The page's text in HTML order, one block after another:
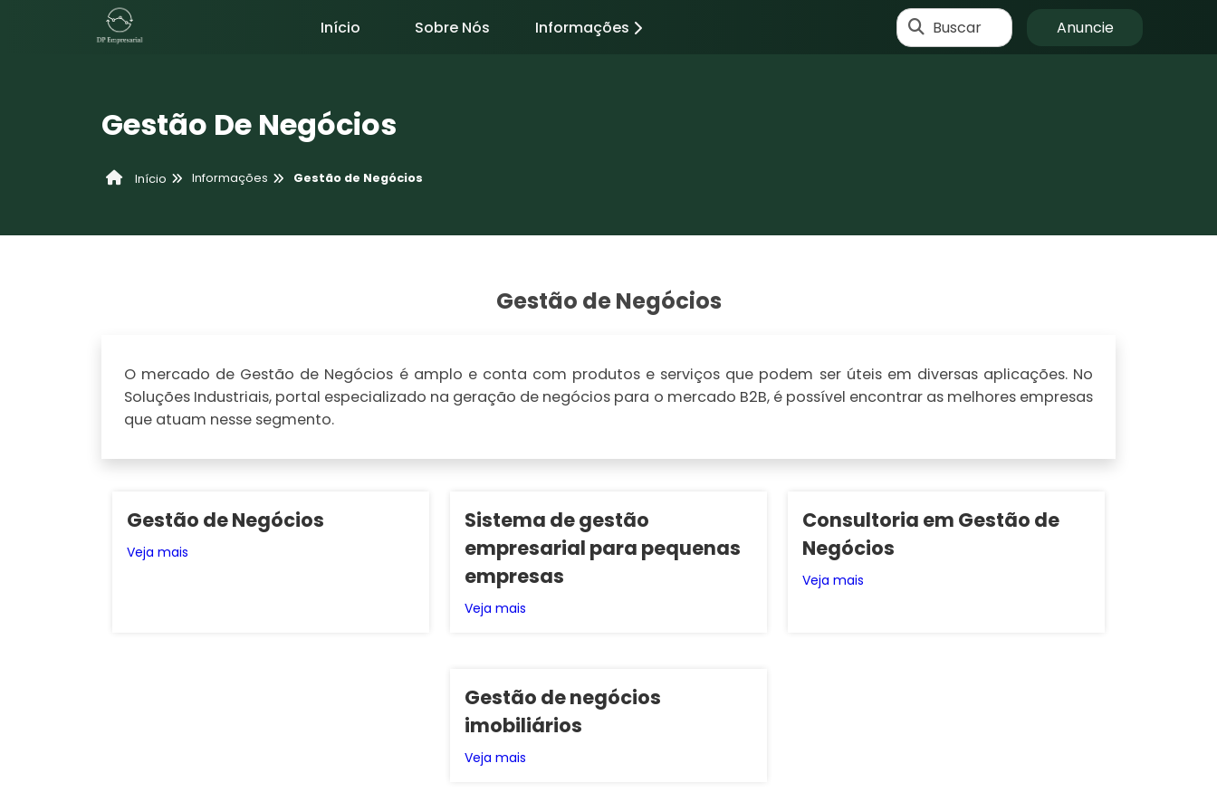
Início Sobre Nós Informações Buscar Anuncie
Gestão De Negócios
Início Informações Gestão de Negócios
Gestão de Negócios
O mercado de Gestão de Negócios é amplo e conta com produtos e serviços que podem ser úteis em diversas aplicações. No
Soluções Industriais, portal especializado na geração de negócios para o mercado B2B, é possível encontrar as melhores empresas
que atuam nesse segmento.
Gestão de Negócios
Veja mais
Sistema de gestão
empresarial para pequenas
empresas
Veja mais
Consultoria em Gestão de
Negócios
Veja mais
Gestão de negócios
imobiliários
Veja mais